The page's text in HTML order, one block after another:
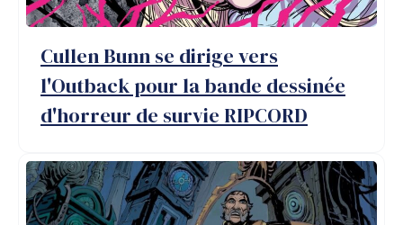
Cullen Bunn se dirige vers
l'Outback pour la bande dessinée
d'horreur de survie RIPCORD